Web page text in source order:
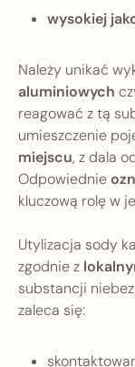
wysokiej
Należy unikać
aluminiowych
reagować z tą
umieszczenie
miejscu, z dala
Odpowiednie
kluczową rolę w
Utylizacja sody
zgodnie z
substancji
zaleca się: